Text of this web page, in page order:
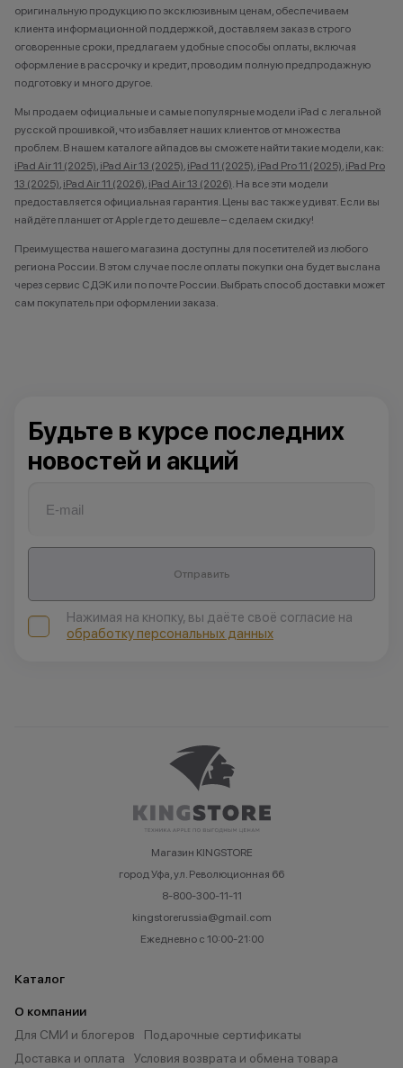
оригинальную продукцию по эксклюзивным ценам, обеспечиваем
клиента информационной поддержкой, доставляем заказ в строго
оговоренные сроки, предлагаем удобные способы оплаты, включая
оформление в рассрочку и кредит, проводим полную предпродажную
подготовку и много другое.
Мы продаем официальные и самые популярные модели iPad с легальной
русской прошивкой, что избавляет наших клиентов от множества
проблем. В нашем каталоге айпадов вы сможете найти такие модели, как:
iPad Air 11 (2025) iPad Air 13 (2025) iPad 11 (2025) iPad Pro 11 (2025) iPad Pro
13 (2025) iPad Air 11 (2026) iPad Air 13 (2026) . На все эти модели
предоставляется официальная гарантия. Цены вас также удивят. Если вы
найдёте планшет от Apple где то дешевле – сделаем скидку!
Преимущества нашего магазина доступны для посетителей из любого
региона России. В этом случае после оплаты покупки она будет выслана
через сервис СДЭК или по почте России. Выбрать способ доставки может
сам покупатель при оформлении заказа.
Будьте в курсе последних
новостей и акций
Отправить
Нажимая на кнопку, вы даёте своё согласие на
обработку персональных данных
Магазин KINGSTORE
город Уфа, ул. Революционная 66
8-800-300-11-11
kingstorerussia@gmail.com
Ежедневно с 10:00-21:00
Каталог
О компании
Для СМИ и блогеров
Подарочные сертификаты
Доставка и оплата
Условия возврата и обмена товара